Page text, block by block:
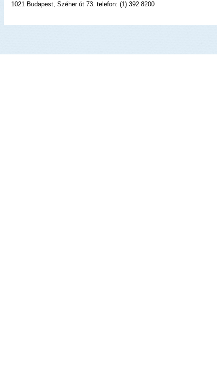
1021 Budapest, Széher út 73. telefon: (1) 392 8200